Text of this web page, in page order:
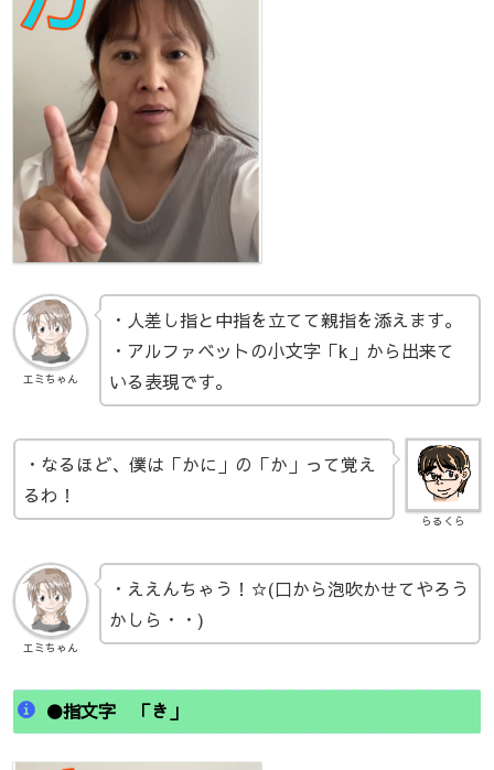
エミちゃん
・人差し指と中指を立てて親指を添えます。
・アルファベットの小文字「k」から出来て
いる表現です。
らるくら
・なるほど、僕は「かに」の「か」って覚え
るわ！
エミちゃん
・ええんちゃう！☆(口から泡吹かせてやろう
かしら・・)
●指文字 「き」